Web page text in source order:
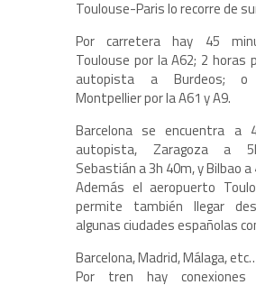
Toulouse-Paris lo recorre de
Por carretera hay 45
Toulouse por la A62; 2 horas
autopista a Burdeos;
Montpellier por la A61 y A9.
Barcelona se encuentra a
autopista, Zaragoza a
Sebastián a 3h 40m, y Bilbao a
Además el aeropuerto
permite también llegar
algunas ciudades españolas
Barcelona, Madrid, Málaga,
Por tren hay